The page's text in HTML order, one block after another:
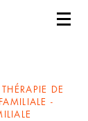
DE
-